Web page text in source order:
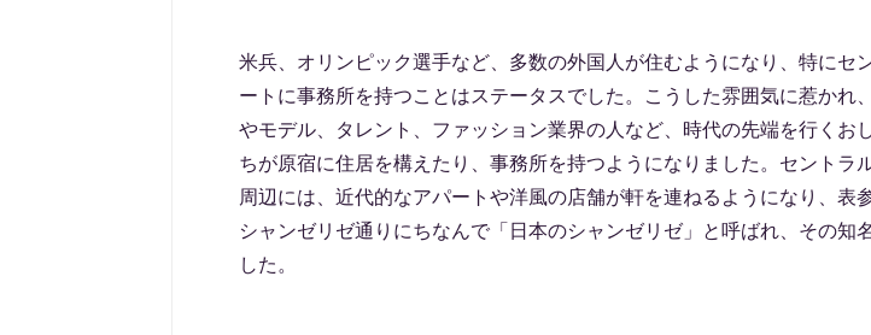
米兵、オリンピック選手など、多数の外国人が住むようになり、特にセ
ートに事務所を持つことはステータスでした。こうした雰囲気に惹かれ
やモデル、タレント、ファッション業界の人など、時代の先端を行くお
ちが原宿に住居を構えたり、事務所を持つようになりました。セントラ
周辺には、近代的なアパートや洋風の店舗が軒を連ねるようになり、表
シャンゼリゼ通りにちなんで「日本のシャンゼリゼ」と呼ばれ、その知
した。